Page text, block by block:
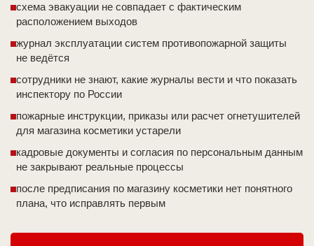
схема эвакуации не совпадает с фактическим
расположением выходов
журнал эксплуатации систем противопожарной защиты
не ведётся
сотрудники не знают, какие журналы вести и что показать
инспектору по России
пожарные инструкции, приказы или расчет огнетушителей
для магазина косметики устарели
кадровые документы и согласия по персональным данным
не закрывают реальные процессы
после предписания по магазину косметики нет понятного
плана, что исправлять первым